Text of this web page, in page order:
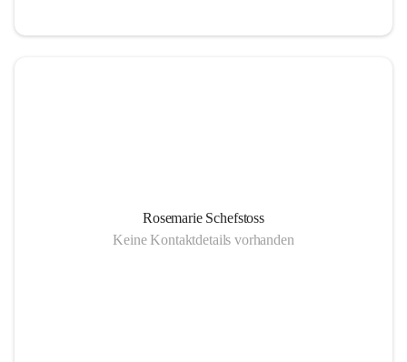
Rosemarie Schefstoss
Keine Kontaktdetails vorhanden